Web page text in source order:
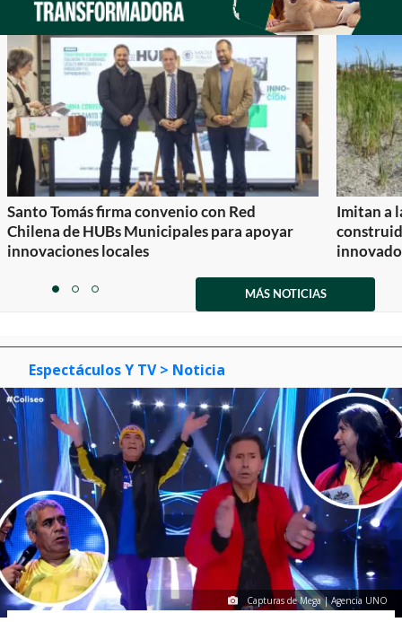
Santo Tomás firma convenio con Red
Chilena de HUBs Municipales para apoyar
innovaciones locales
Imitan a
itemitemitem
MÁS NOTICIAS
Espectáculos Y TV > Noticia
Capturas de Mega | Agencia UNO